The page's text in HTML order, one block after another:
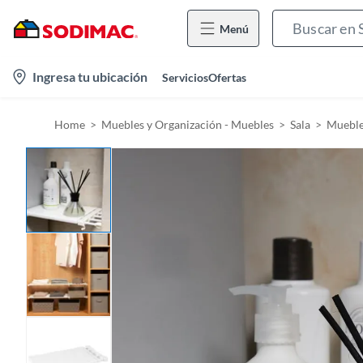
Menú
Ingresa tu ubicación ServiciosOfertas
Home Muebles y Organización - Muebles Sala